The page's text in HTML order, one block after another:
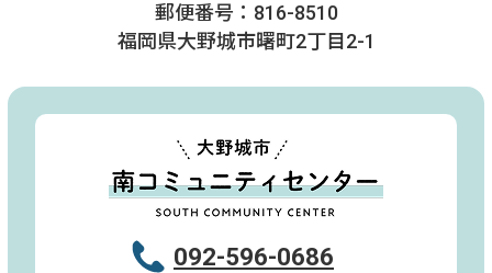
郵便番号：816-8510
福岡県大野城市曙町2丁目2-1
092-596-0686